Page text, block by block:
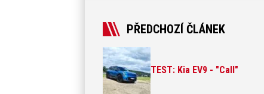
PŘEDCHOZÍ ČLÁNEK
TEST: Kia EV9 - "Call"